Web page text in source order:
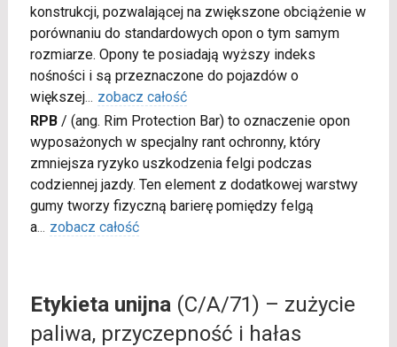
konstrukcji, pozwalającej na zwiększone obciążenie w
porównaniu do standardowych opon o tym samym
rozmiarze. Opony te posiadają wyższy indeks
nośności i są przeznaczone do pojazdów o
większej... zobacz całość
RPB/ (ang. Rim Protection Bar) to oznaczenie opon
wyposażonych w specjalny rant ochronny, który
zmniejsza ryzyko uszkodzenia felgi podczas
codziennej jazdy. Ten element z dodatkowej warstwy
gumy tworzy fizyczną barierę pomiędzy felgą
a... zobacz całość
Etykieta unijna(C/A/71) – zużycie
paliwa, przyczepność i hałas